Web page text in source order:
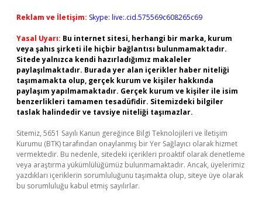
Reklam ve İletişim: Skype: live:.cid.575569c608265c69
Yasal Uyarı: Bu internet sitesi, herhangi bir marka, kurum
veya şahıs şirketi ile hiçbir bağlantısı bulunmamaktadır.
Sitede yalnızca kendi hazırladığımız makaleler
paylaşılmaktadır. Burada yer alan içerikler haber niteliği
taşımamakta olup, gerçek kurum ve kişiler hakkında
paylaşım yapılmamaktadır. Gerçek kurum ve kişiler ile isim
benzerlikleri tamamen tesadüfidir. Sitemizdeki bilgiler
taslak halindedir ve tavsiye niteliği taşımazlar.
Sitemiz, 5651 Sayılı Kanun gereğince Bilgi Teknolojileri ve İletişim
Kurumu (BTK) tarafından onaylanmış bir Yer Sağlayıcı olarak hizmet
vermektedir. Bu nedenle, sitedeki içerikleri proaktif olarak denetleme
veya araştırma yükümlülüğümüz bulunmamaktadır. Ancak, üyelerimiz
yazdıkları içeriklerin sorumluluğunu taşımakta olup, siteye üye olarak
bu sorumluluğu kabul etmiş sayılırlar.